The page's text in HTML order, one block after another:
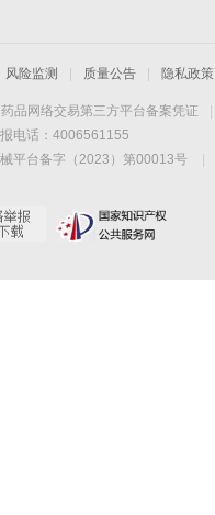
风险监测 质量公告 隐私政策
药品网络交易第三方平台备案凭证
电话：4006561155
平台备字（2023）第00013号